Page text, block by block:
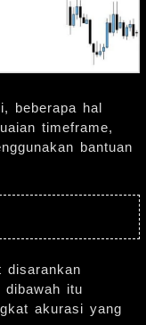
beberapa hal
timeframe,
bantuan
disarankan
dibawah itu
akurasi yang